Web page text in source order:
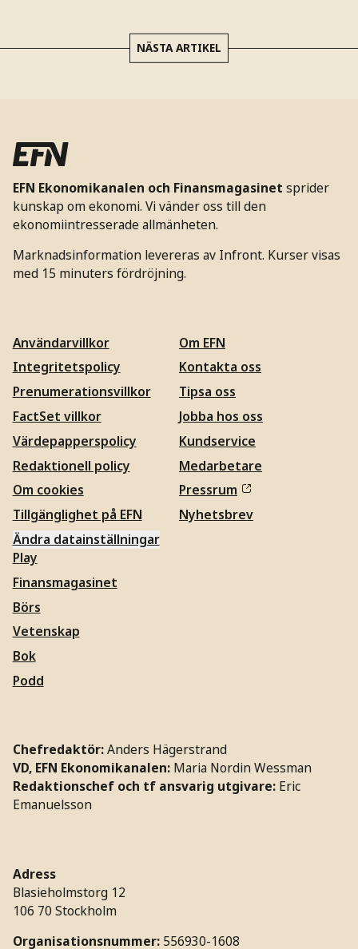
NÄSTA ARTIKEL
EFN Ekonomikanalen och Finansmagasinet sprider
kunskap om ekonomi. Vi vänder oss till den
ekonomiintresserade allmänheten.
Marknadsinformation levereras av Infront. Kurser visas
med 15 minuters fördröjning.
Användarvillkor
Integritetspolicy
Prenumerationsvillkor
FactSet villkor
Värdepapperspolicy
Redaktionell policy
Om cookies
Tillgänglighet på EFN
Ändra datainställningar
Om EFN
Kontakta oss
Tipsa oss
Jobba hos oss
Kundservice
Medarbetare
Pressrum
Nyhetsbrev
Play
Finansmagasinet
Börs
Vetenskap
Bok
Podd
Chefredaktör:Anders Hägerstrand
VD, EFN Ekonomikanalen: Maria Nordin Wessman
Redaktionschef och tf ansvarig utgivare: Eric
Emanuelsson
Adress
Blasieholmstorg 12
106 70 Stockholm
Organisationsnummer: 556930-1608